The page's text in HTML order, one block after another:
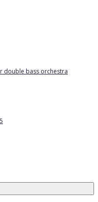
double bass orchestra